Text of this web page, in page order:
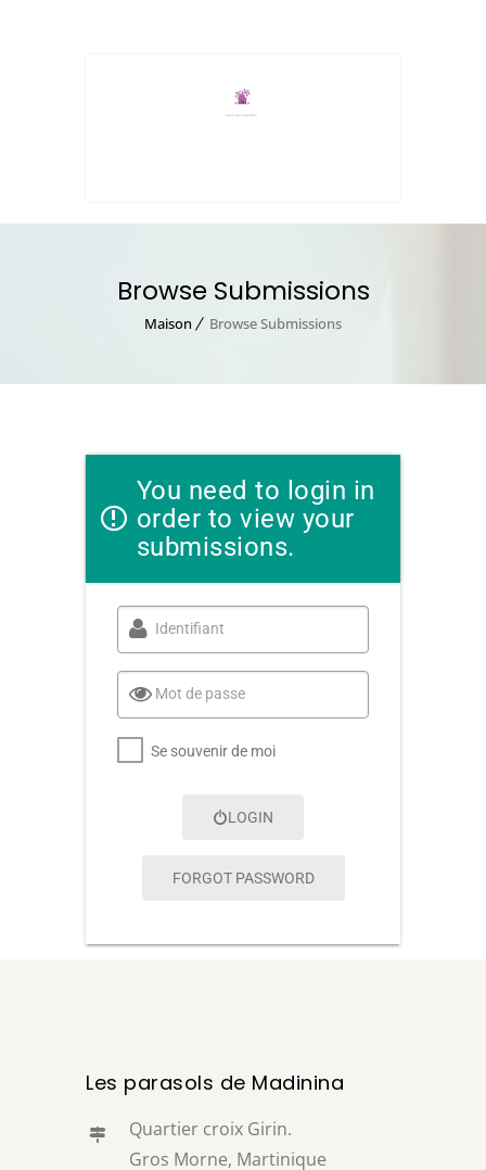
Browse Submissions
Maison Browse Submissions
You need to login in
order to view your
submissions.
Identifiant
Mot de passe
Se souvenir de moi
LOGIN
FORGOT PASSWORD
Les parasols de Madinina
Quartier croix Girin.
Gros Morne, Martinique